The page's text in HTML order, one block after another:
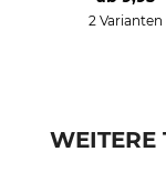
2 Varianten
WEITERE